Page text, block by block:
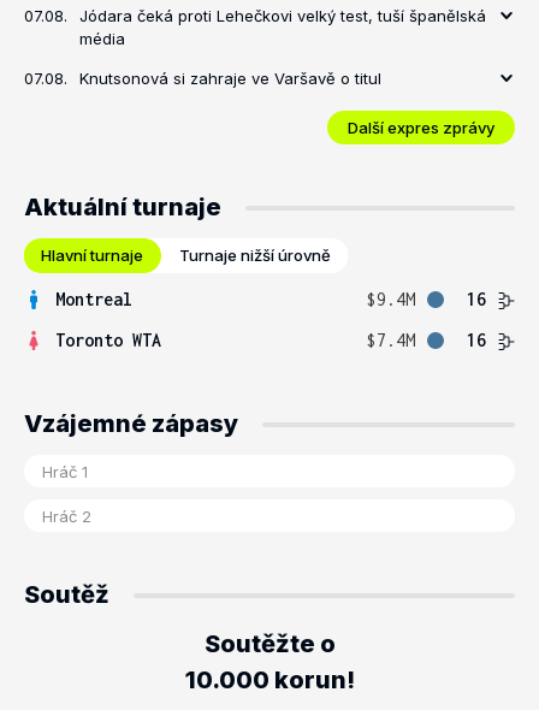
07.08.
Jódara čeká proti Lehečkovi velký test, tuší španělská
média
07.08. Knutsonová si zahraje ve Varšavě o titul
Další expres zprávy
Aktuální turnaje
Hlavní turnaje Turnaje nižší úrovně
Montreal $9.4M
16
Toronto WTA
$7.4M 16
Vzájemné zápasy
Soutěž
Soutěžte o
10.000 korun!